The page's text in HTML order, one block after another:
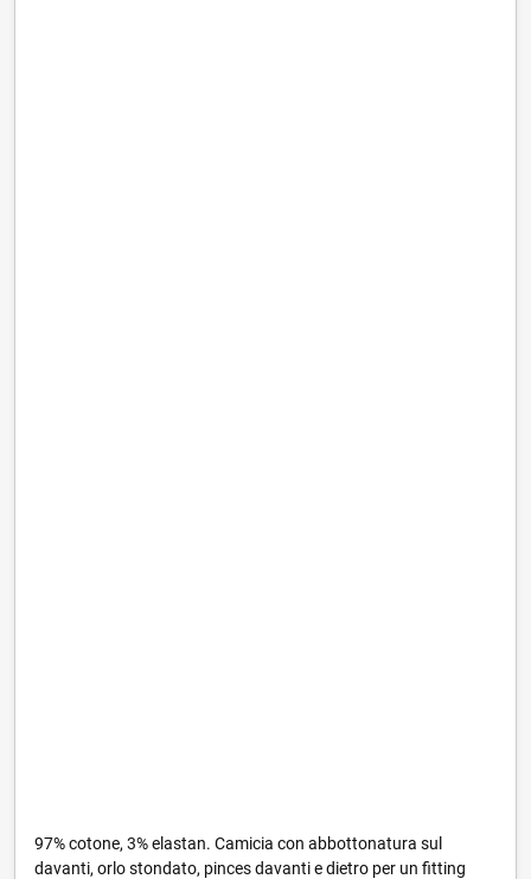
97% cotone, 3% elastan. Camicia con abbottonatura sul
davanti, orlo stondato, pinces davanti e dietro per un fitting